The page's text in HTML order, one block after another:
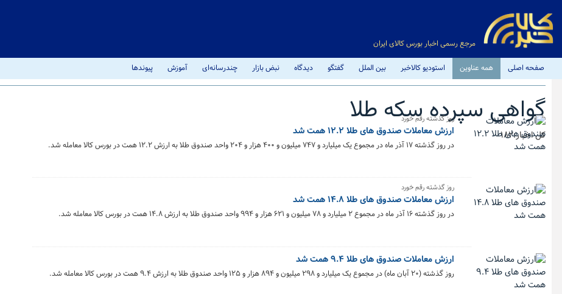
مرجع رسمی اخبار بورس کالای ایران
صفحه اصلی همه عناوین استودیو کالاخبر بین الملل گفتگو دیدگاه نبض بازار چندرسانه‌ای آموزش پیوندها
گواهی سپرده سکه طلا
کل اخبار:182
روز گذشته رقم خورد
ارزش معاملات صندوق های طلا ۱۲.۲ همت شد
در روز گذشته ۱۷ آذر ماه در مجموع یک میلیارد و ۷۴۷ میلیون و ۴۰۰ هزار و ۲۰۴ واحد صندوق طلا به ارزش ۱۲.۲ همت در بورس کالا معامله شد.
روز گذشته رقم خورد
ارزش معاملات صندوق های طلا ۱۴.۸ همت شد
در روز گذشته ۱۶ آذر ماه در مجموع ۲ میلیارد و ۷۸ میلیون و ۶۲۱ هزار و ۹۹۴ واحد صندوق طلا به ارزش ۱۴.۸ همت در بورس کالا معامله شد.
ارزش معاملات صندوق های طلا ۹.۴ همت شد
روز گذشته (۲۰ آبان ماه) در مجموع یک میلیارد و ۲۹۸ میلیون و ۸۹۴ هزار و ۱۲۵ واحد صندوق طلا به ارزش ۹.۴ همت در بورس کالا معامله شد.